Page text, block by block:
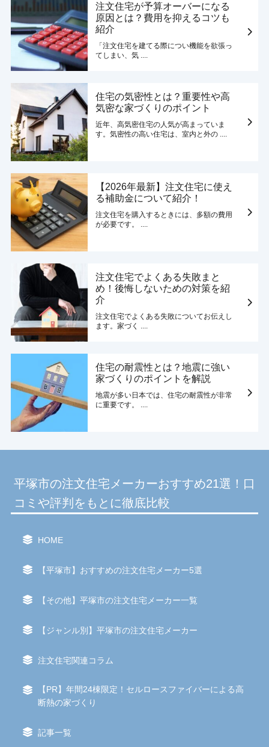
注文住宅が予算オーバーになる
原因とは？費用を抑えるコツも
紹介
「注文住宅を建てる際につい機能を欲張っ
てしまい、気 ....
住宅の気密性とは？重要性や高
気密な家づくりのポイント
近年、高気密住宅の人気が高まっていま
す。気密性の高い住宅は、室内と外の ....
【2026年最新】注文住宅に使え
る補助金について紹介！
注文住宅を購入するときには、多額の費用
が必要です。 ....
注文住宅でよくある失敗まと
め！後悔しないための対策を紹
介
注文住宅でよくある失敗についてお伝えし
ます。家づく ....
住宅の耐震性とは？地震に強い
家づくりのポイントを解説
地震が多い日本では、住宅の耐震性が非常
に重要です。 ....
平塚市の注文住宅メーカーおすすめ21選！口
コミや評判をもとに徹底比較
HOME
【平塚市】おすすめの注文住宅メーカー5選
【その他】平塚市の注文住宅メーカー一覧
【ジャンル別】平塚市の注文住宅メーカー
注文住宅関連コラム
【PR】年間24棟限定！セルロースファイバーによる高
断熱の家づくり
記事一覧